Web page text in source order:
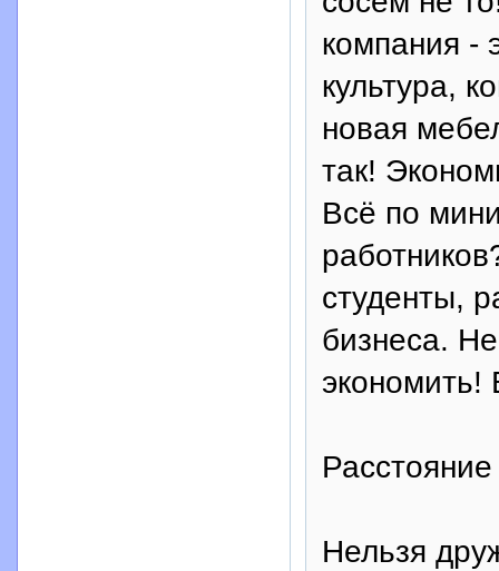
компания -
культура,
новая
так!
Всё по
студенты,
бизнеса.
Расстояние
Нельзя